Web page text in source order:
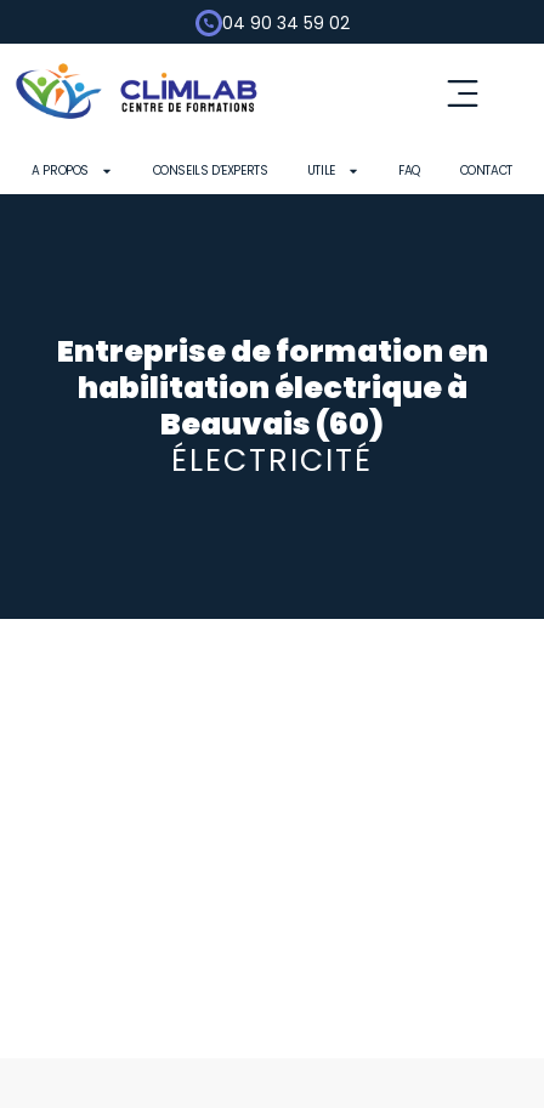
04 90 34 59 02
A PROPOS CONSEILS D’EXPERTS UTILE FAQ CONTACT
Entreprise de formation en
habilitation électrique à
Beauvais (60)
ÉLECTRICITÉ